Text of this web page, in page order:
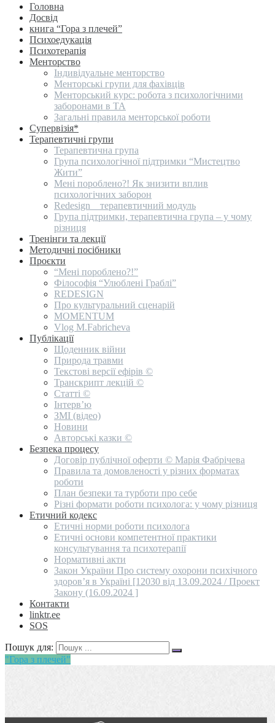
Головна
Досвід
книга “Гора з плечей”
Психоедукація
Психотерапія
Менторство
Індивідуальне менторство
Менторські групи для фахівців
Менторський курс: робота з психологічними
заборонами в ТА
Загальні правила менторської роботи
Супервізія*
Терапевтичні групи
Терапевтична група
Група психологічної підтримки “Мистецтво
Жити”
Мені пороблено?! Як знизити вплив
психологічних заборон
Redesign _ терапевтичний модуль
Група підтримки, терапевтична група – у чому
різниця
Тренінги та лекції
Методичні посібники
Проєкти
“Мені пороблено?!”
Філософія “Улюблені Граблі”
REDESIGN
Про культуральний сценарій
MOMENTUM
Vlog M.Fabricheva
Публікації
Щоденник війни
Природа травми
Текстові версії ефірів ©
Транскрипт лекцій ©
Статті ©
Інтерв’ю
ЗМІ (відео)
Новини
Авторські казки ©
Безпека процесу
Договір публічної оферти © Марія Фабрічева
Правила та домовленості у різних форматах
роботи
План безпеки та турботи про себе
Різні формати роботи психолога: у чому різниця
Етичний кодекс
Етичні норми роботи психолога
Етичні основи компетентної практики
консультування та психотерапії
Нормативні акти
Закон України Про систему охорони психічного
здоров’я в Україні [12030 від 13.09.2024 / Проект
Закону (16.09.2024 ]
Контакти
linktr.ee
SOS
Пошук для:
"Гора з плечей"